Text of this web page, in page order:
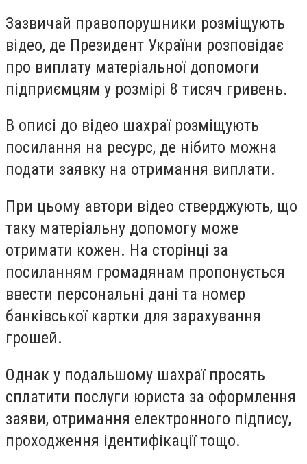
Зазвичай правопорушники розміщують
відео, де Президент України розповідає
про виплату матеріальної допомоги
підприємцям у розмірі 8 тисяч гривень.
В описі до відео шахраї розміщують
посилання на ресурс, де нібито можна
подати заявку на отримання виплати.
При цьому автори відео стверджують, що
таку матеріальну допомогу може
отримати кожен. На сторінці за
посиланням громадянам пропонується
ввести персональні дані та номер
банківської картки для зарахування
грошей.
Однак у подальшому шахраї просять
сплатити послуги юриста за оформлення
заяви, отримання електронного підпису,
проходження ідентифікації тощо.